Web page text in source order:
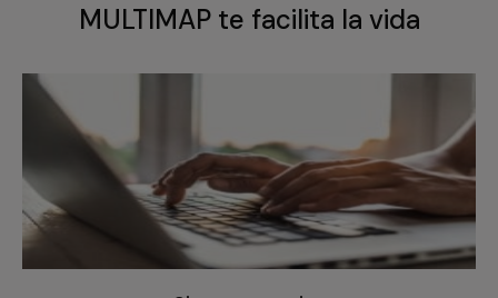
MULTIMAP te facilita la vida